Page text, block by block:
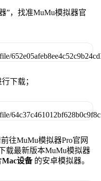
”，找准MuMu模拟器官
下载；
往MuMu模拟器Pro官网
载最新版本MuMu模拟器
Mac设备 的安卓模拟器。